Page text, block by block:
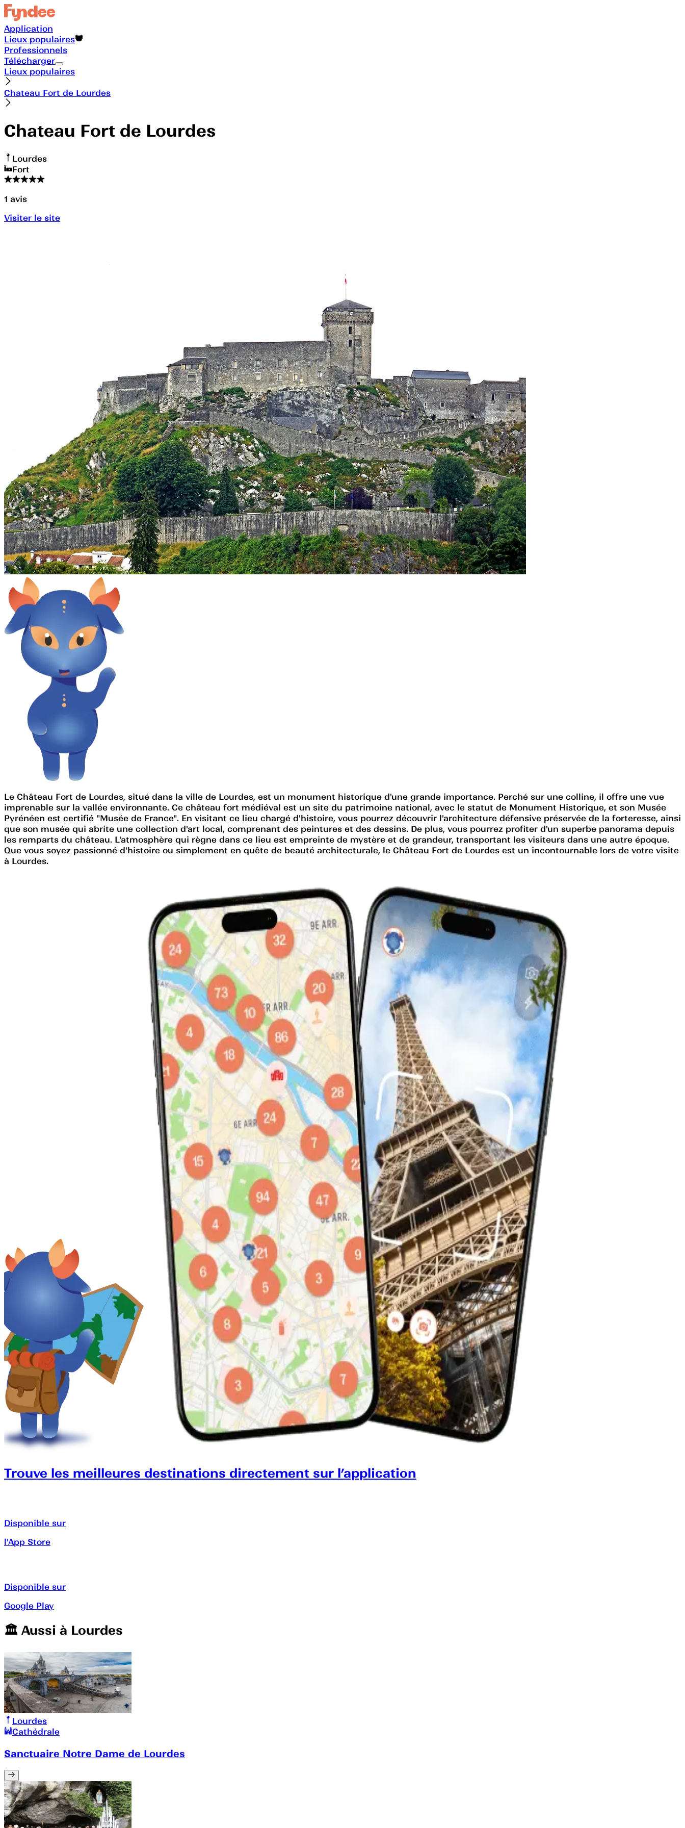
Application
Lieux populaires
Professionnels
Télécharger
Lieux populaires
Chateau Fort de Lourdes
Chateau Fort de Lourdes
Lourdes
Fort
1 avis
Visiter le site
Le Château Fort de Lourdes, situé dans la ville de Lourdes, est un monument historique d'une grande importance. Perché sur une colline, il offre une vue
imprenable sur la vallée environnante. Ce château fort médiéval est un site du patrimoine national, avec le statut de Monument Historique, et son Musée
Pyrénéen est certifié "Musée de France". En visitant ce lieu chargé d'histoire, vous pourrez découvrir l'architecture défensive préservée de la forteresse, ainsi
que son musée qui abrite une collection d'art local, comprenant des peintures et des dessins. De plus, vous pourrez profiter d'un superbe panorama depuis
les remparts du château. L'atmosphère qui règne dans ce lieu est empreinte de mystère et de grandeur, transportant les visiteurs dans une autre époque.
Que vous soyez passionné d'histoire ou simplement en quête de beauté architecturale, le Château Fort de Lourdes est un incontournable lors de votre visite
à Lourdes.
Trouve les meilleures destinations directement sur l’application
Disponible sur
l'App Store
Disponible sur
Google Play
🏛️️ Aussi à Lourdes
Lourdes
Cathédrale
Sanctuaire Notre Dame de Lourdes